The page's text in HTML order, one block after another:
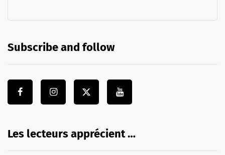
Subscribe and follow
Les lecteurs apprécient …